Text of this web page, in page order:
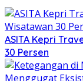
ASITA Kepri
30 Persen